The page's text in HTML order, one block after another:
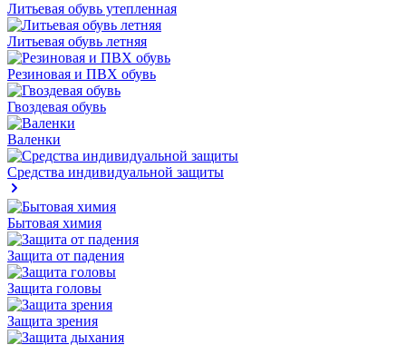
Литьевая обувь утепленная
Литьевая обувь летняя
Резиновая и ПВХ обувь
Гвоздевая обувь
Валенки
Средства индивидуальной защиты
Бытовая химия
Защита от падения
Защита головы
Защита зрения